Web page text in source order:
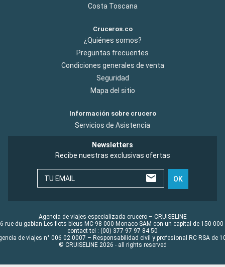
Costa Toscana
Cruceros.co
¿Quiénes somos?
Preguntas frecuentes
Condiciones generales de venta
Seguridad
Mapa del sitio
Información sobre crucero
Servicios de Asistencia
Newsletters
Recibe nuestras exclusivas ofertas
TU EMAIL OK
Agencia de viajes especializada crucero – CRUISELINE
rue du gabian Les flots bleus MC 98 000 Monaco SAM con un capital de 150 000
contact tel : (00) 377 97 97 84 50
de viajes n° 006 02 0007 – Responsabilidad civil y profesional RC RSA de
© CRUISELINE 2026 - all rights reserved